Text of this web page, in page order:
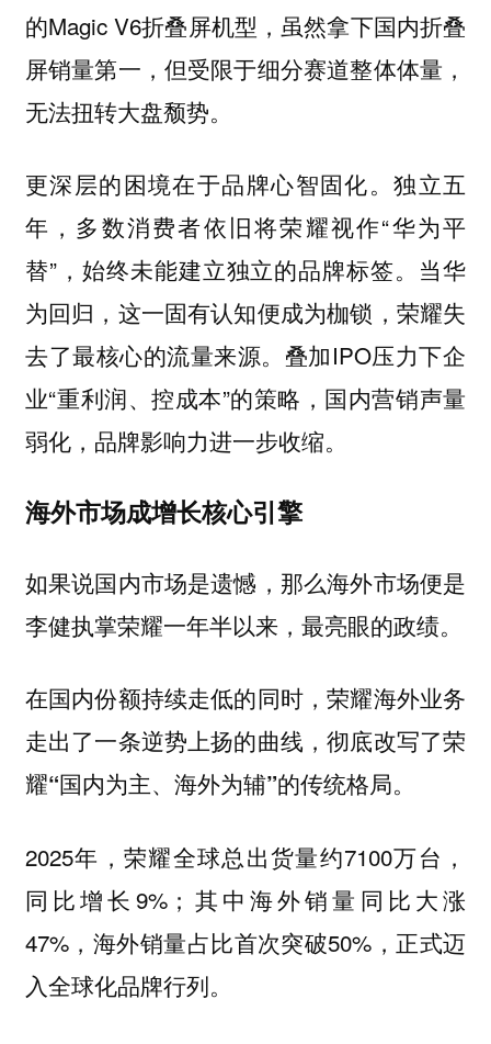
的Magic V6折叠屏机型，虽然拿下国内折叠
屏销量第一，但受限于细分赛道整体体量，
无法扭转大盘颓势。
更深层的困境在于品牌心智固化。独立五
年，多数消费者依旧将荣耀视作“华为平
替”，始终未能建立独立的品牌标签。当华
为回归，这一固有认知便成为枷锁，荣耀失
去了最核心的流量来源。叠加IPO压力下企
业“重利润、控成本”的策略，国内营销声量
弱化，品牌影响力进一步收缩。
海外市场成增长核心引擎
如果说国内市场是遗憾，那么海外市场便是
李健执掌荣耀一年半以来，最亮眼的政绩。
在国内份额持续走低的同时，荣耀海外业务
走出了一条逆势上扬的曲线，彻底改写了荣
耀“国内为主、海外为辅”的传统格局。
2025年，荣耀全球总出货量约7100万台，
同比增长9%；其中海外销量同比大涨
47%，海外销量占比首次突破50%，正式迈
入全球化品牌行列。